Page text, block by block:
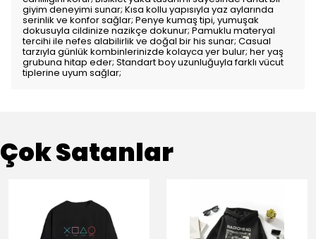
giyim deneyimi sunar; Kısa kollu yapısıyla yaz aylarında
serinlik ve konfor sağlar; Penye kumaş tipi, yumuşak
dokusuyla cildinize nazikçe dokunur; Pamuklu materyal
tercihi ile nefes alabilirlik ve doğal bir his sunar; Casual
tarzıyla günlük kombinlerinizde kolayca yer bulur; her yaş
grubuna hitap eder; Standart boy uzunluğuyla farklı vücut
tiplerine uyum sağlar;
Çok Satanlar